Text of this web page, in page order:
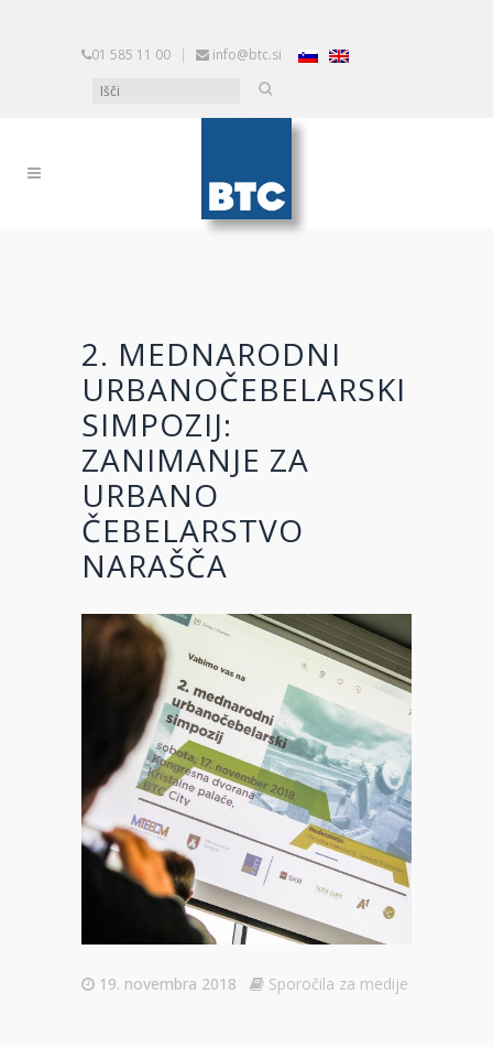
01 585 11 00 | info@btc.si
2. MEDNARODNI
URBANOČEBELARSKI
SIMPOZIJ:
ZANIMANJE ZA
URBANO
ČEBELARSTVO
NARAŠČA
19. novembra 2018 Sporočila za medije